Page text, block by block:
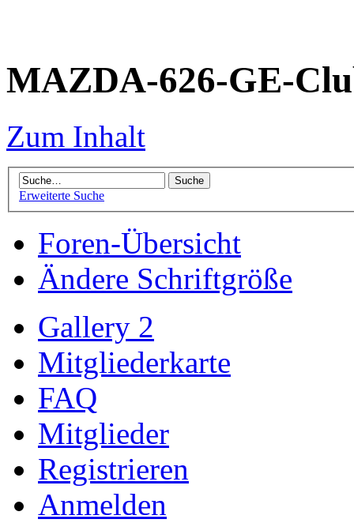
MAZDA-626-GE-
Zum Inhalt
Erweiterte Suche
Foren-Übersicht
Ändere Schriftgröße
Gallery 2
Mitgliederkarte
FAQ
Mitglieder
Registrieren
Anmelden